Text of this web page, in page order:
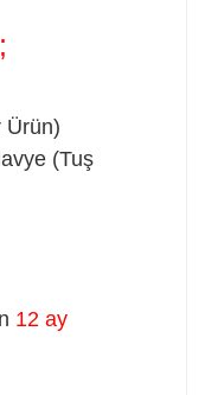
Ürün)
(Tuş
12 ay